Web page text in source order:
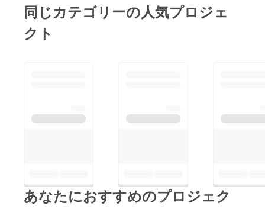
同じカテゴリーの人気プロジェ
クト
あなたにおすすめのプロジェク